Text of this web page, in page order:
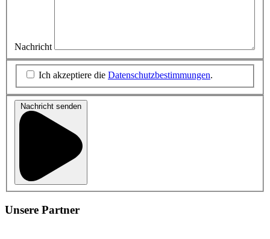
Nachricht
Ich akzeptiere die Datenschutzbestimmungen.
Nachricht senden
Unsere Partner